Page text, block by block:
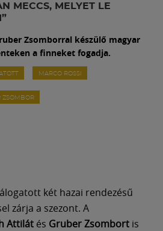
MECCS, MELYET LE
Zsomborral készülő magyar
a finneket fogadja.
MARCO ROSSI
ZSOMBOR
két hazai rendezésű
zárja a szezont. A
Attilát és Gruber Zsombort is